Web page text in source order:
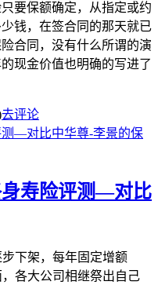
要保额确定，从指定或约
钱，在签合同的那天就已
合同，没有什么所谓的演
现金价值也明确的写进了
去评论
寿险评测—对比
下架，每年固定增额
各大公司相继祭出自己